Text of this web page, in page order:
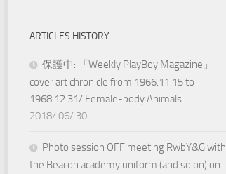
ARTICLES HISTORY
保護中: 「Weekly PlayBoy Magazine」
cover art chronicle from 1966.11.15 to
1968.12.31/ Female-body Animals.
2018/ 06/ 30
Photo session OFF meeting RwbY&G with
the Beacon academy uniform (and so on) on